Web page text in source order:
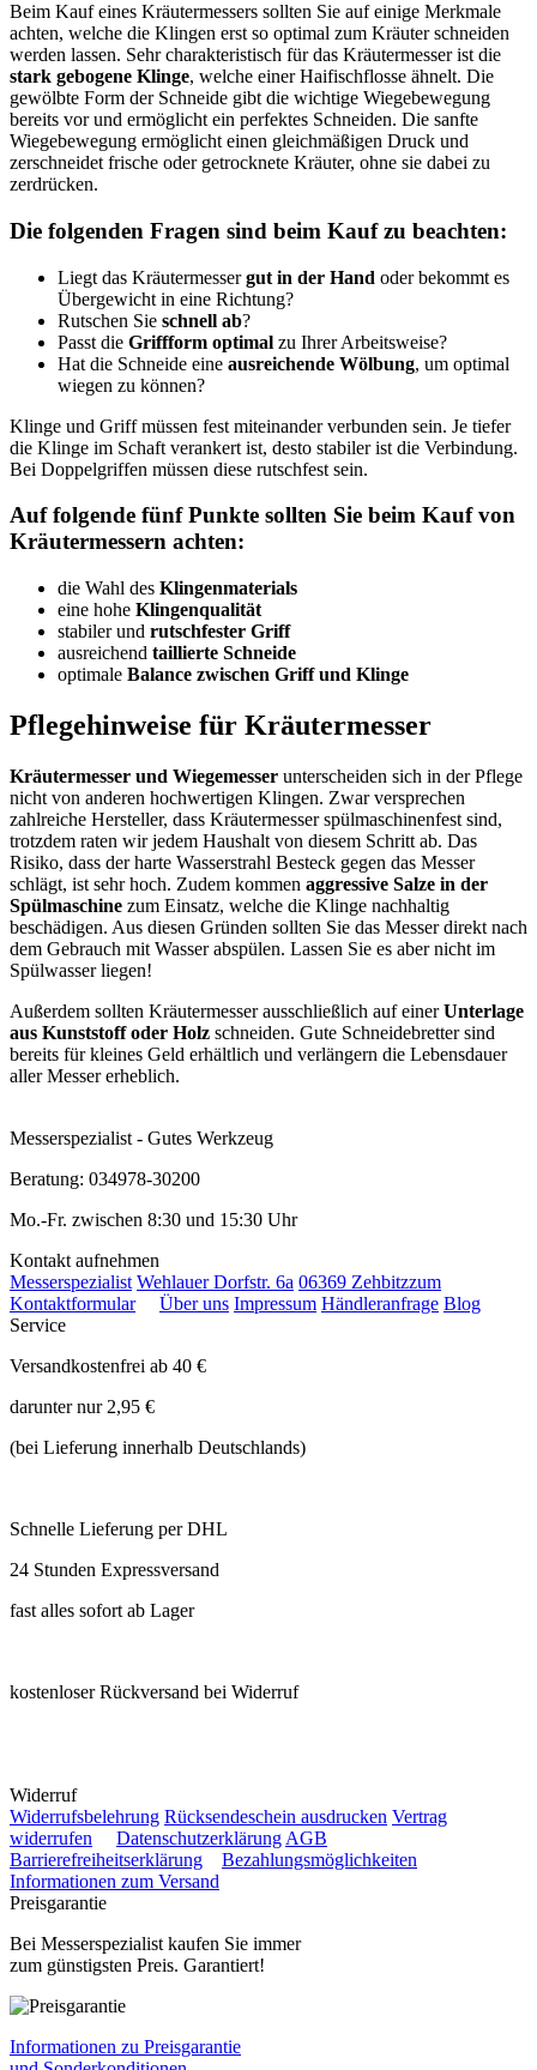
Beim Kauf eines Kräutermessers sollten Sie auf einige Merkmale
achten, welche die Klingen erst so optimal zum Kräuter schneiden
werden lassen. Sehr charakteristisch für das Kräutermesser ist die
stark gebogene Klinge, welche einer Haifischflosse ähnelt. Die
gewölbte Form der Schneide gibt die wichtige Wiegebewegung
bereits vor und ermöglicht ein perfektes Schneiden. Die sanfte
Wiegebewegung ermöglicht einen gleichmäßigen Druck und
zerschneidet frische oder getrocknete Kräuter, ohne sie dabei zu
zerdrücken.
Die folgenden Fragen sind beim Kauf zu beachten:
Liegt das Kräutermessergut in der Hand oder bekommt es
Übergewicht in eine Richtung?
Rutschen Sie schnell ab?
Passt die Griffform optimal zu Ihrer Arbeitsweise?
Hat die Schneide eine ausreichende Wölbung, um optimal
wiegen zu können?
Klinge und Griff müssen fest miteinander verbunden sein. Je tiefer
die Klinge im Schaft verankert ist, desto stabiler ist die Verbindung.
Bei Doppelgriffen müssen diese rutschfest sein.
Auf folgende fünf Punkte sollten Sie beim Kauf von
Kräutermessern achten:
die Wahl des Klingenmaterials
eine hohe Klingenqualität
stabiler und rutschfester Griff
ausreichend taillierte Schneide
optimale Balance zwischen Griff und Klinge
Pflegehinweise für Kräutermesser
Kräutermesser und Wiegemesser unterscheiden sich in der Pflege
nicht von anderen hochwertigen Klingen. Zwar versprechen
zahlreiche Hersteller, dass Kräutermesser spülmaschinenfest sind,
trotzdem raten wir jedem Haushalt von diesem Schritt ab. Das
Risiko, dass der harte Wasserstrahl Besteck gegen das Messer
schlägt, ist sehr hoch. Zudem kommen aggressive Salze in der
Spülmaschine zum Einsatz, welche die Klinge nachhaltig
beschädigen. Aus diesen Gründen sollten Sie das Messer direkt nach
dem Gebrauch mit Wasser abspülen. Lassen Sie es aber nicht im
Spülwasser liegen!
Außerdem sollten Kräutermesser ausschließlich auf einerUnterlage
aus Kunststoff oder Holz schneiden. Gute Schneidebretter sind
bereits für kleines Geld erhältlich und verlängern die Lebensdauer
aller Messer erheblich.
Messerspezialist - Gutes Werkzeug
Beratung: 034978-30200
Mo.-Fr. zwischen 8:30 und 15:30 Uhr
Kontakt aufnehmen
Messerspezialist Wehlauer Dorfstr. 6a 06369 Zehbitzzum
Kontaktformular
Über uns Impressum Händleranfrage Blog
Service
Versandkostenfrei ab 40 €
darunter nur 2,95 €
(bei Lieferung innerhalb Deutschlands)
Schnelle Lieferung per DHL
24 Stunden Expressversand
fast alles sofort ab Lager
kostenloser Rückversand bei Widerruf
Widerruf
Widerrufsbelehrung Rücksendeschein ausdrucken Vertrag
widerrufen
Datenschutzerklärung AGB
Barrierefreiheitserklärung
Bezahlungsmöglichkeiten
Informationen zum Versand
Preisgarantie
Bei Messerspezialist kaufen Sie immer
zum günstigsten Preis. Garantiert!
Informationen zu Preisgarantie